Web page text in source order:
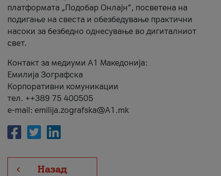
платформата „Подобар Онлајн“, посветена на
подигање на свеста и обезбедување практични
насоки за безбедно однесување во дигиталниот
свет.
Контакт за медиуми А1 Македонија:
Емилија Зографска
Корпоративни комуникации
тел. ++389 75 400505
e-mail: emilija.zografska@A1.mk
Назад